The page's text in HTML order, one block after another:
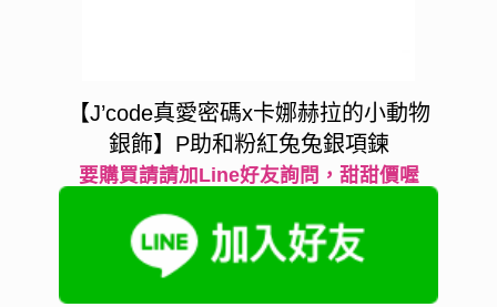
【J’code真愛密碼x卡娜赫拉的小動物
銀飾】P助和粉紅兔兔銀項鍊
要購買請請加Line好友詢問，甜甜價喔